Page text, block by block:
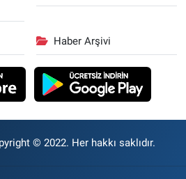
Haber Arşivi
© 2022. Her hakkı saklıdır.